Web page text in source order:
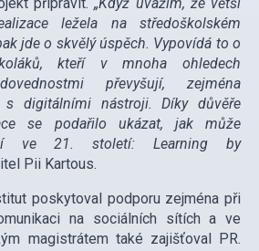
ležela na středoškolském
jde o skvělý úspěch. Vypovídá to o
kteří v mnoha ohledech
převyšují, zejména
s digitálními nástroji. Díky důvěře
se podařilo ukázat, jak může
ve 21. století: Learning by
Pii Kartous.
poskytoval podporu zejména při
na sociálních sítích a ve
magistrátem také zajišťoval PR.